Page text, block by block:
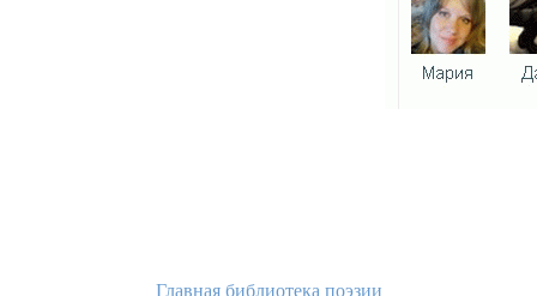
Главная библиотека поэзии